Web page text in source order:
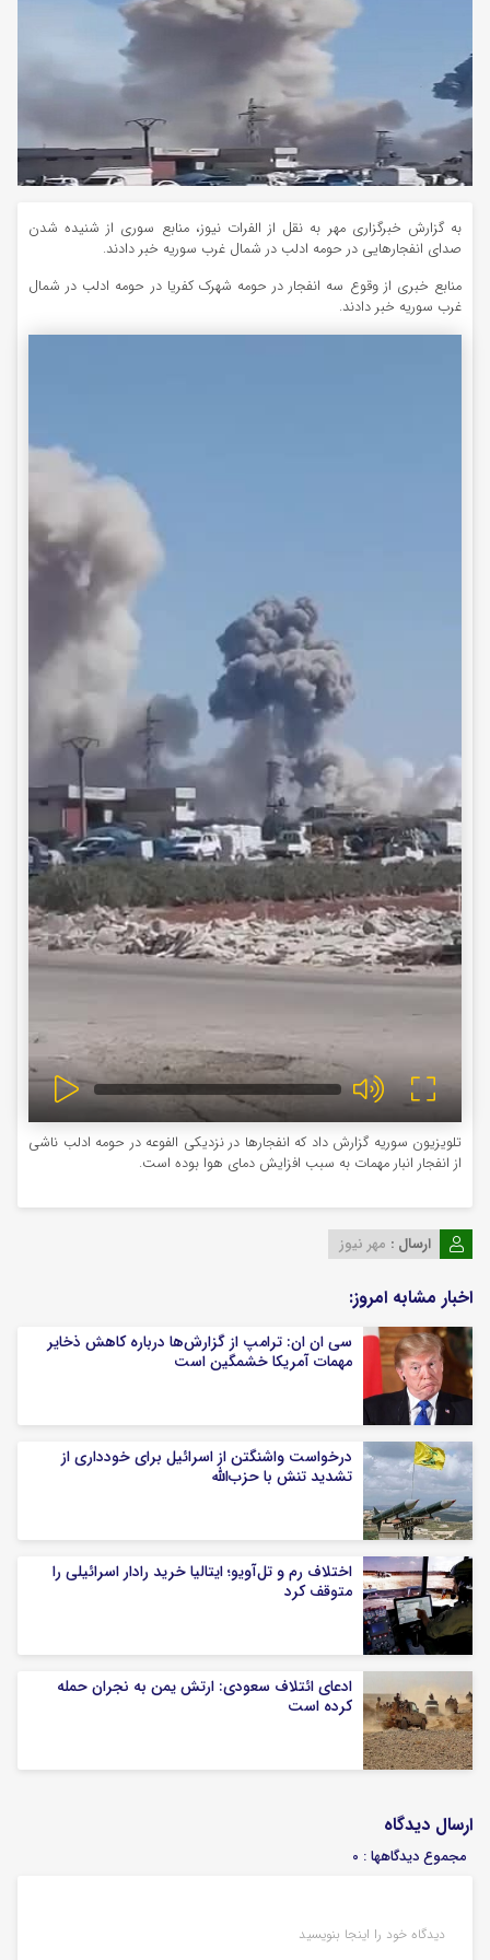
به گزارش خبرگزاری مهر به نقل از الفرات نیوز، منابع سوری از شنیده شدن
صدای انفجارهایی در حومه ادلب در شمال غرب سوریه خبر دادند.
منابع خبری از وقوع سه انفجار در حومه شهرک کفریا در حومه ادلب در شمال
غرب سوریه خبر دادند.
تلویزیون سوریه گزارش داد که انفجارها در نزدیکی الفوعه در حومه ادلب ناشی
از انفجار انبار مهمات به سبب افزایش دمای هوا بوده است.
ارسال : مهر نیوز
اخبار مشابه امروز:
سی ان ان: ترامپ از گزارش‌ها درباره کاهش ذخایر
مهمات آمریکا خشمگین است
درخواست واشنگتن از اسرائیل برای خودداری از
تشدید تنش با حزب‌‎الله
اختلاف رم و تل‌آویو؛ ایتالیا خرید رادار اسرائیلی را
متوقف کرد
ادعای ائتلاف سعودی: ارتش یمن به نجران حمله
کرده است
ارسال دیدگاه
مجموع دیدگاهها : 0
دیدگاه خود را اینجا بنویسید